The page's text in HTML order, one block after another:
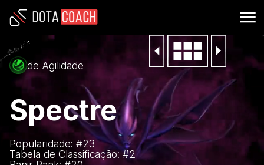
de Agilidade
Spectre
Popularidade: #23
Tabela de Classificação: #2